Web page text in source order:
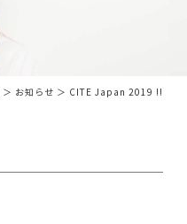
＞ お知らせ ＞ CITE Japan 2019 !!